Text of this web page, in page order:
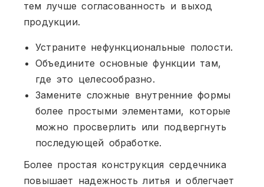
тем лучше согласованность и выход
продукции.
Устраните нефункциональные полости.
Объедините основные функции там,
где это целесообразно.
Замените сложные внутренние формы
более простыми элементами, которые
можно просверлить или подвергнуть
последующей обработке.
Более простая конструкция сердечника
повышает надежность литья и облегчает